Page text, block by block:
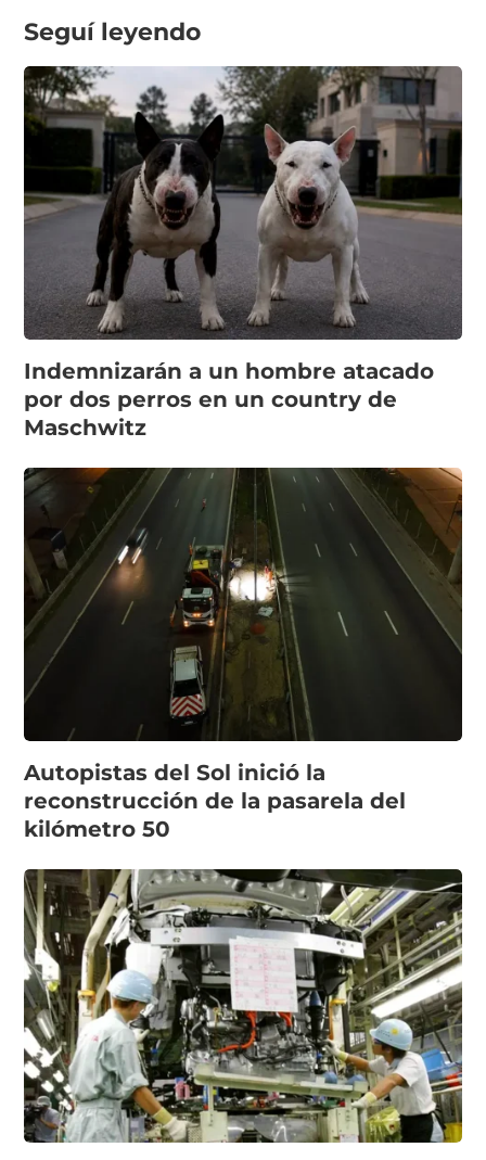
Seguí leyendo
Indemnizarán a un hombre atacado
por dos perros en un country de
Maschwitz
Autopistas del Sol inició la
reconstrucción de la pasarela del
kilómetro 50